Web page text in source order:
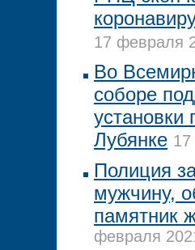
17 февраля
Во
соборе
установки
Лубянке
Полиция
мужчину,
памятник
февраля